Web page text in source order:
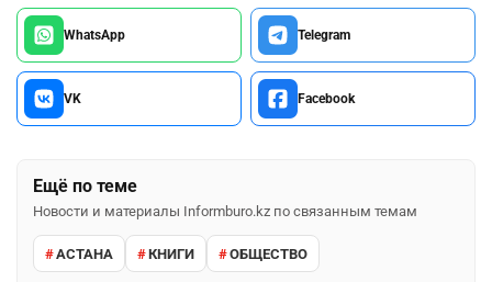
WhatsApp Telegram
VK Facebook
Ещё по теме
Новости и материалы Informburo.kz по связанным темам
АСТАНА КНИГИ ОБЩЕСТВО